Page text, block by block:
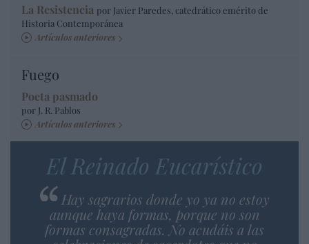
La Resistencia por Javier Paredes, catedrático emérito de
Historia Contemporánea
Artículos anteriores
Fuego
Poeta pasmado
por J. R. Pablos
Artículos anteriores
El Reinado Eucarístico
Hay sagrarios donde yo ya no estoy
aunque haya formas, porque no son
formas consagradas. No acudáis a las